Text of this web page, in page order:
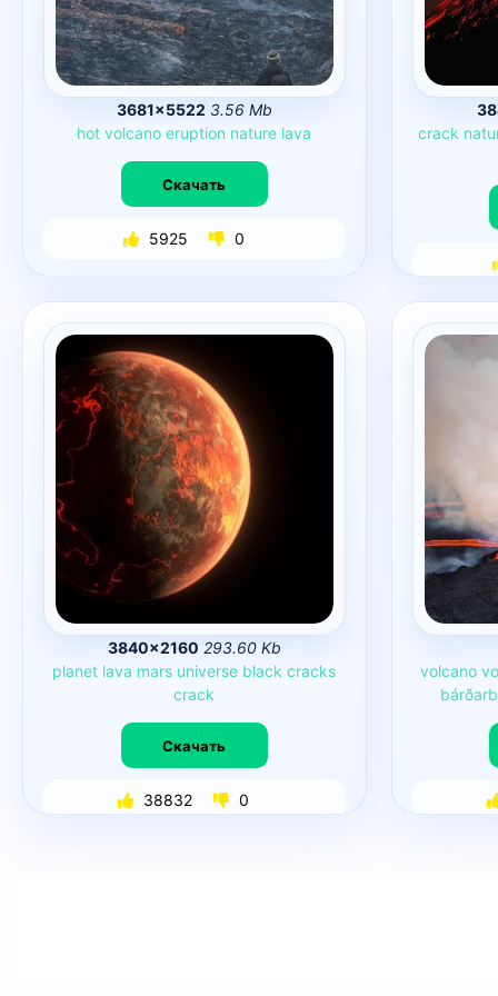
3681×5522 3.56 Mb
hot volcano eruption nature lava
Скачать
5925 0
crack
3840×2160 293.60 Kb
planet lava mars universe black cracks
crack
Скачать
38832 0
volcano